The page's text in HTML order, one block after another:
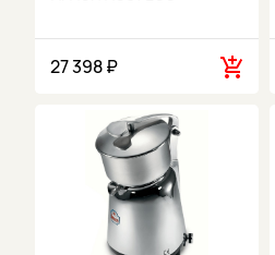
27 398 ₽